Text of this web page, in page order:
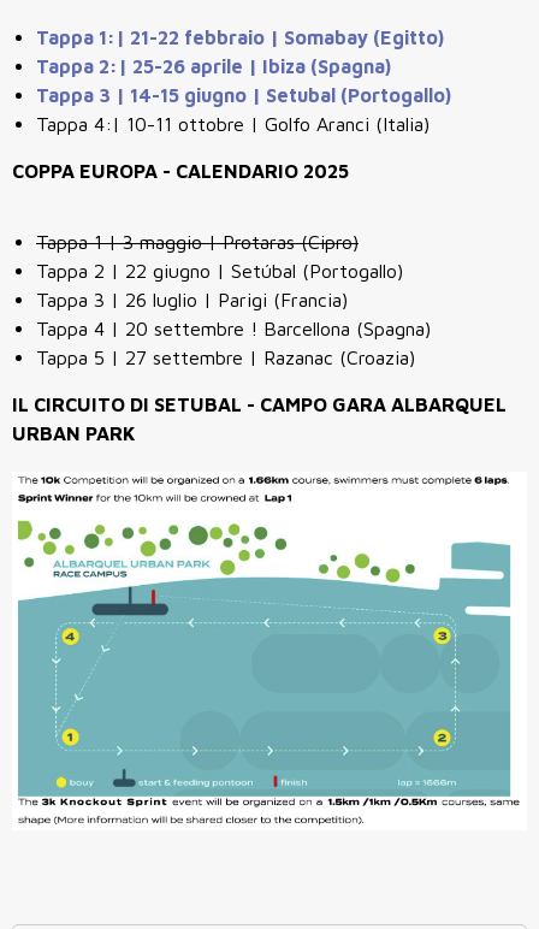
Tappa 1:| 21-22 febbraio | Somabay (Egitto)
Tappa 2:| 25-26 aprile | Ibiza (Spagna)
Tappa 3 | 14-15 giugno | Setubal (Portogallo)
Tappa 4:| 10-11 ottobre | Golfo Aranci (Italia)
COPPA EUROPA - CALENDARIO 2025
Tappa 1 | 3 maggio | Protaras (Cipro)
Tappa 2 | 22 giugno | Setúbal (Portogallo)
Tappa 3 | 26 luglio | Parigi (Francia)
Tappa 4 | 20 settembre ! Barcellona (Spagna)
Tappa 5 | 27 settembre | Razanac (Croazia)
IL CIRCUITO DI SETUBAL - CAMPO GARA ALBARQUEL
URBAN PARK